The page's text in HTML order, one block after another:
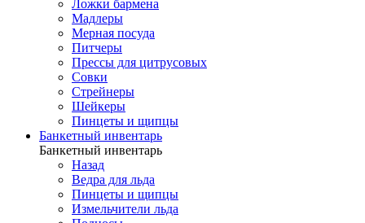
Ложки бармена
Мадлеры
Мерная посуда
Питчеры
Прессы для цитрусовых
Совки
Стрейнеры
Шейкеры
Пинцеты и щипцы
Банкетный инвентарь
Банкетный инвентарь
Назад
Ведра для льда
Пинцеты и щипцы
Измельчители льда